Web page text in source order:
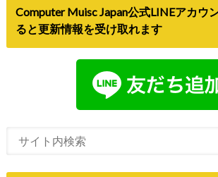
Computer Muisc Japan公式LINEアカウ
ると更新情報を受け取れます